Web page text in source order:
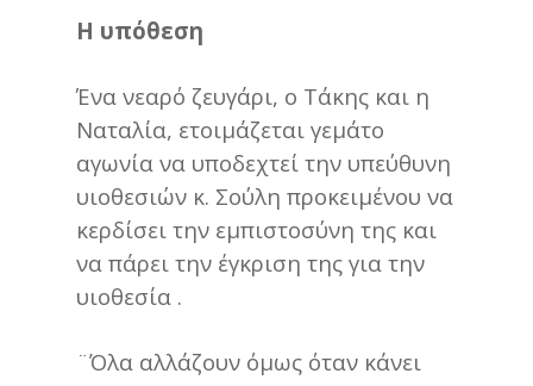
Η υπόθεση
Ένα νεαρό ζευγάρι, ο Τάκης και η
Ναταλία, ετοιμάζεται γεμάτο
αγωνία να υποδεχτεί την υπεύθυνη
υιοθεσιών κ. Σούλη προκειμένου να
κερδίσει την εμπιστοσύνη της και
να πάρει την έγκριση της για την
υιοθεσία .
¨Όλα αλλάζουν όμως όταν κάνει